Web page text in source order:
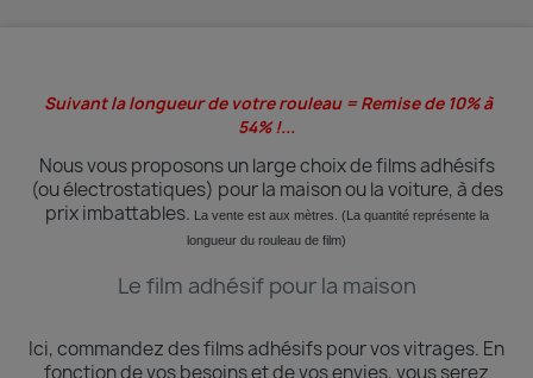
Suivant la longueur de votre rouleau = Remise de 10% à
54% !...
Nous vous proposons un large choix de films adhésifs
(ou électrostatiques) pour la maison ou la voiture, à des
prix imbattables.
La vente est aux mètres. (La quantité représentela
longueur du rouleau de film)
Le film adhésif pour la maison
Ici, commandez des films adhésifs pour vos vitrages. En